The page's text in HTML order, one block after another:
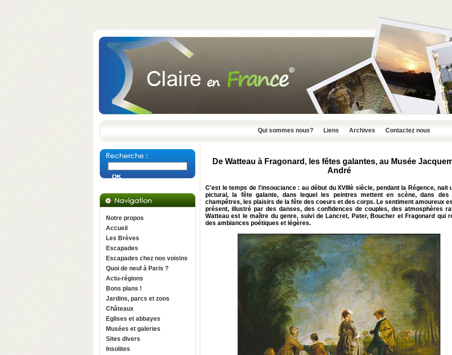
Qui sommes nous? Liens Archives Contactez nous
Notre propos
Accueil
Les Brèves
Escapades
Escapades chez nos voisins
Quoi de neuf à Paris ?
Actu-régions
Bons plans !
Jardins, parcs et zoos
Châteaux
Eglises et abbayes
Musées et galeries
Sites divers
Insolites
De Watteau à Fragonard, les fêtes galantes, au Musée
André
C'est le temps de l'insouciance : au début du XVIIIè siècle, pendant la Régence, nait
pictural, la fête galante, dans lequel les peintres mettent en scène, dans des
champêtres, les plaisirs de la fête des coeurs et des corps. Le sentiment amoureux
présent, illustré par des danses, des confidences de couples, des atmosphères
Watteau est le maître du genre, suivi de Lancret, Pater, Boucher et Fragonard qui
des ambiances poétiques et légères.